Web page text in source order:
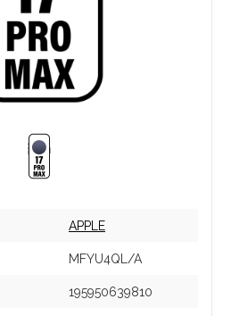
APPLE
MFYU4QL/A
195950639810